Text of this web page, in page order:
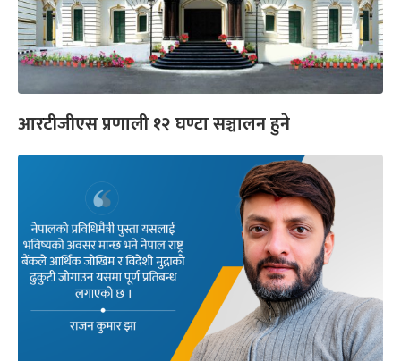
आरटीजीएस प्रणाली १२ घण्टा सञ्चालन हुने